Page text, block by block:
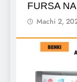
FURSA
Machi 2,